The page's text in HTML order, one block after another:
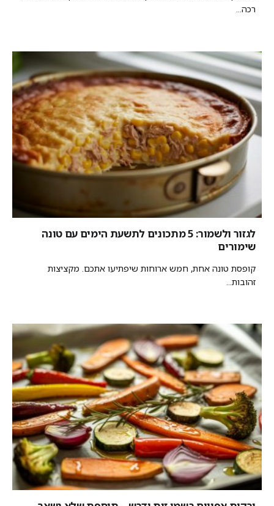
רכה...
לגזור ולשמור: 5 מתכונים לתשעת הימים עם טונה
שימורים
קופסת טונה אחת, חמש ארוחות שיפתיעו אתכם. מקציצות
זהובות...